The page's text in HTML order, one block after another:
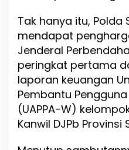
Tak hanya itu, Polda
mendapat
Jenderal
peringkat pertama
laporan keuangan
Pembantu
(UAPPA-W)
Kanwil DJPb Provinsi